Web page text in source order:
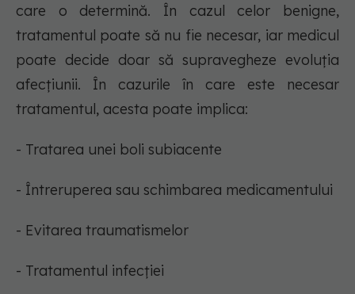
care o determină. În cazul celor benigne,
tratamentul poate să nu fie necesar, iar medicul
poate decide doar să supravegheze evoluția
afecțiunii. În cazurile în care este necesar
tratamentul, acesta poate implica:
- Tratarea unei boli subiacente
- Întreruperea sau schimbarea medicamentului
- Evitarea traumatismelor
- Tratamentul infecției